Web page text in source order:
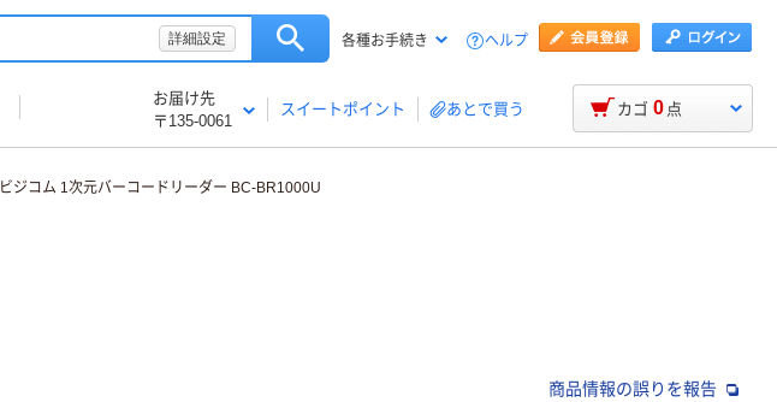
詳細設定 各種お手続き ヘルプ
お届け先
〒135-0061
スイートポイント あとで買う カゴ 0 点
ビジコム 1次元バーコードリーダー BC-BR1000U
商品情報の誤りを報告